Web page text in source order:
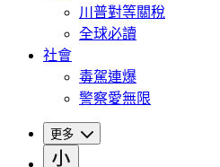
川普對等關稅
全球必讀
社會
毒駕連爆
警察愛無限
更多